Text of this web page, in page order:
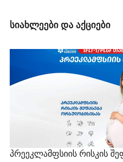
სიახლეები და აქციები
პრეეკლამფსიის რისკის